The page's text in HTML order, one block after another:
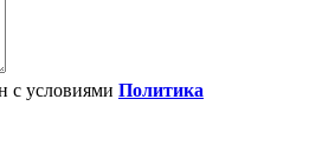
с условиями Политика